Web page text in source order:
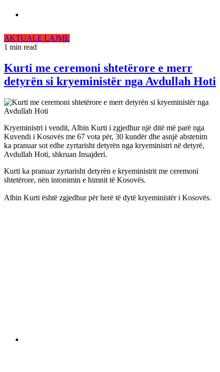
AKTUALE LAJME
1 min read
Kurti me ceremoni shtetërore e merr
detyrën si kryeministër nga Avdullah Hoti
Kryeministri i vendit, Albin Kurti i zgjedhur një ditë më parë nga
Kuvendi i Kosovës me 67 vota për, 30 kundër dhe asnjë abstenim
ka pranuar sot edhe zyrtarisht detyrën nga kryeministri në detyrë,
Avdullah Hoti, shkruan Insajderi.
Kurti ka pranuar zyrtarisht detyrën e kryeministrit me ceremoni
shtetërore, nën intonimin e himnit të Kosovës.
Albin Kurti është zgjedhur për herë të dytë kryeministër i Kosovës.